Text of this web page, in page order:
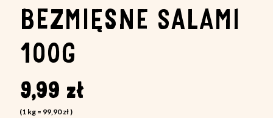
BEZMIĘSNE SALAMI
100G
9,99 zł
(1 kg = 99,90 zł)